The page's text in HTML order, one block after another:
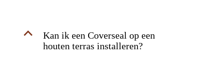
B
Kan ik een Coverseal op een
houten terras installeren?